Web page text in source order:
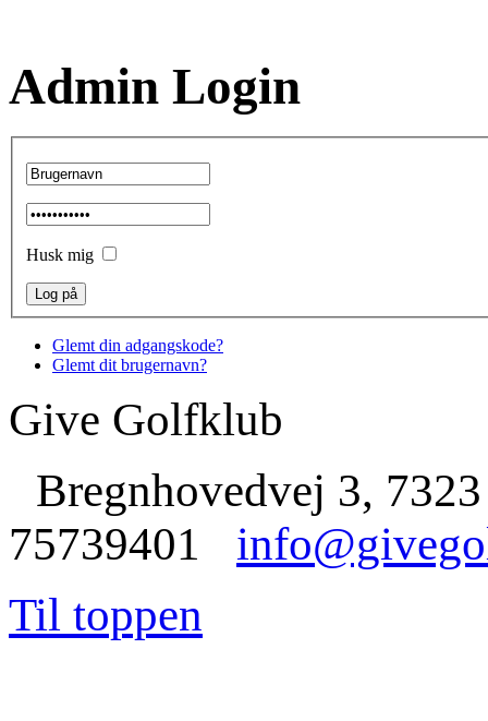
Admin Login
Husk mig
Glemt din adgangskode?
Glemt dit brugernavn?
Give Golfklub
Bregnhovedvej 3,
75739401
Til toppen